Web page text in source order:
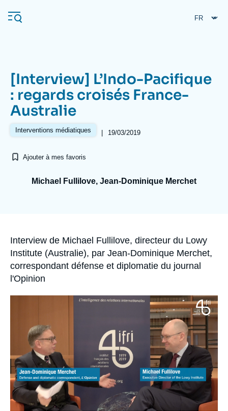
au
contenu
Navigation
principale
L'Ifri
Événements
Nous soutenir
À propos de l'Ifri
L'Ifri en bref Proche-Orient
[Interview] L’Indo-Pacifique
: regards croisés France-
Australie
Interventions médiatiques | 19/03/2019
Ajouter à mes favoris
Michael Fullilove, Jean-Dominique Merchet
Accroche
Interview de Michael Fullilove, directeur du Lowy
Institute (Australie), par Jean-Dominique Merchet,
correspondant défense et diplomatie du journal
l'Opinion